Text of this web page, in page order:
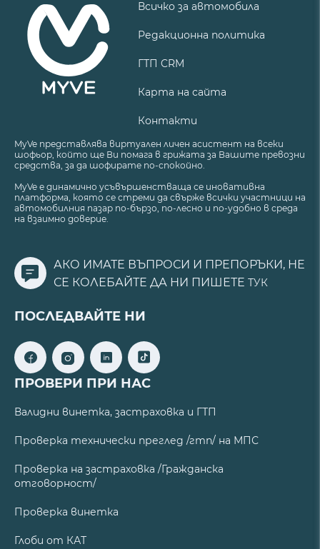
Всичко за автомобила
Редакционна политика
ГТП CRM
Карта на сайта
Контакти
MyVe представлява виртуален личен асистент на всеки
шофьор, който ще Ви помага в грижата за Вашите превозни
средства, за да шофирате по-спокойно.
MyVe е динамично усъвършенстваща се иновативна
платформа, която се стреми да свърже всички участници на
автомобилния пазар по-бързо, по-лесно и по-удобно в среда
на взаимно доверие.
АКО ИМАТЕ ВЪПРОСИ И ПРЕПОРЪКИ, НЕ
СЕ КОЛЕБАЙТЕ ДА НИ ПИШЕТЕ ТУК
ПОСЛЕДВАЙТЕ НИ
ПРОВЕРИ ПРИ НАС
Валидни винетка, застраховка и ГТП
Проверка технически преглед /гтп/ на МПС
Проверка на застраховка /Гражданска
отговорност/
Проверка винетка
Глоби от КАТ